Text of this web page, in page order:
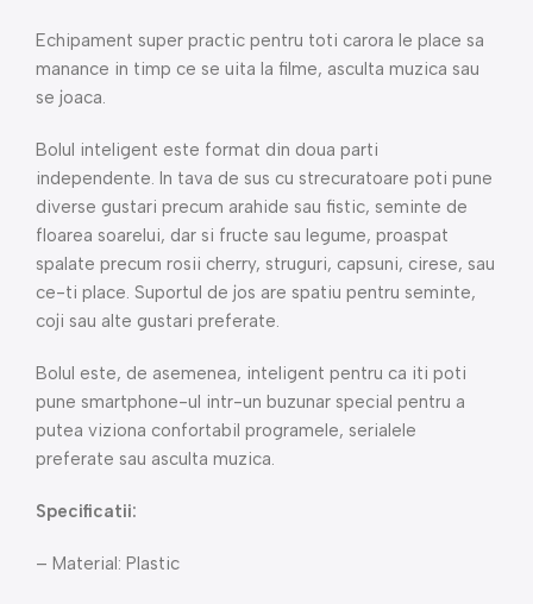
Echipament super practic pentru toti carora le place sa
manance in timp ce se uita la filme, asculta muzica sau
se joaca.
Bolul inteligent este format din doua parti
independente. In tava de sus cu strecuratoare poti pune
diverse gustari precum arahide sau fistic, seminte de
floarea soarelui, dar si fructe sau legume, proaspat
spalate precum rosii cherry, struguri, capsuni, cirese, sau
ce-ti place. Suportul de jos are spatiu pentru seminte,
coji sau alte gustari preferate.
Bolul este, de asemenea, inteligent pentru ca iti poti
pune smartphone-ul intr-un buzunar special pentru a
putea viziona confortabil programele, serialele
preferate sau asculta muzica.
Specificatii:
– Material: Plastic